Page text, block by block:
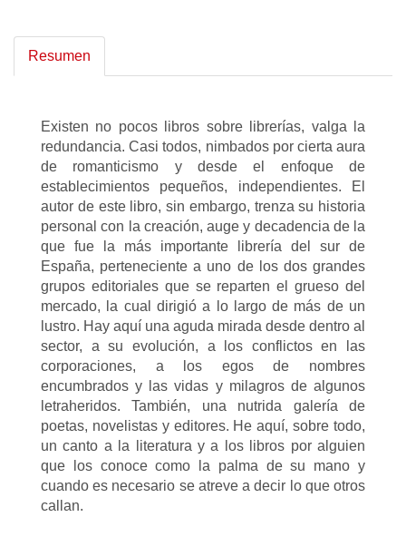
Resumen
Existen no pocos libros sobre librerías, valga la
redundancia. Casi todos, nimbados por cierta aura
de romanticismo y desde el enfoque de
establecimientos pequeños, independientes. El
autor de este libro, sin embargo, trenza su historia
personal con la creación, auge y decadencia de la
que fue la más importante librería del sur de
España, perteneciente a uno de los dos grandes
grupos editoriales que se reparten el grueso del
mercado, la cual dirigió a lo largo de más de un
lustro. Hay aquí una aguda mirada desde dentro al
sector, a su evolución, a los conflictos en las
corporaciones, a los egos de nombres
encumbrados y las vidas y milagros de algunos
letraheridos. También, una nutrida galería de
poetas, novelistas y editores. He aquí, sobre todo,
un canto a la literatura y a los libros por alguien
que los conoce como la palma de su mano y
cuando es necesario se atreve a decir lo que otros
callan.